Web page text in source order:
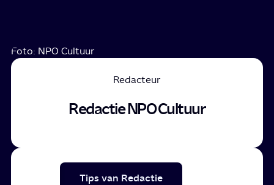
Foto: NPO Cultuur
Redacteur
Redactie NPO Cultuur
Tips van Redactie